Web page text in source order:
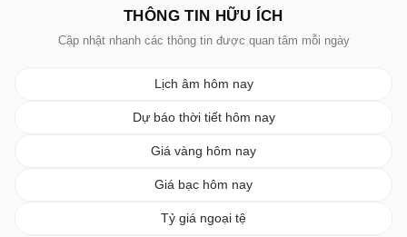
THÔNG TIN HỮU ÍCH
Cập nhật nhanh các thông tin được quan tâm mỗi ngày
Lịch âm hôm nay
Dự báo thời tiết hôm nay
Giá vàng hôm nay
Giá bạc hôm nay
Tỷ giá ngoại tệ